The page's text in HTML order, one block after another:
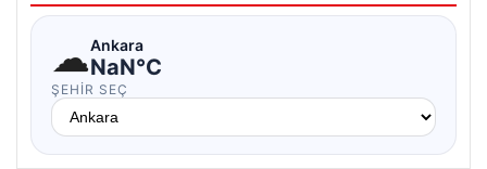
☁Ankara
NaN°C
ŞEHIR SEÇ